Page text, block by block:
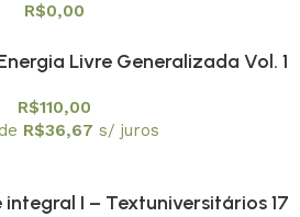
R$0,00
Livre Generalizada Vol. 1
R$110,00
R$36,67 s/ juros
I – Textuniversitários 17